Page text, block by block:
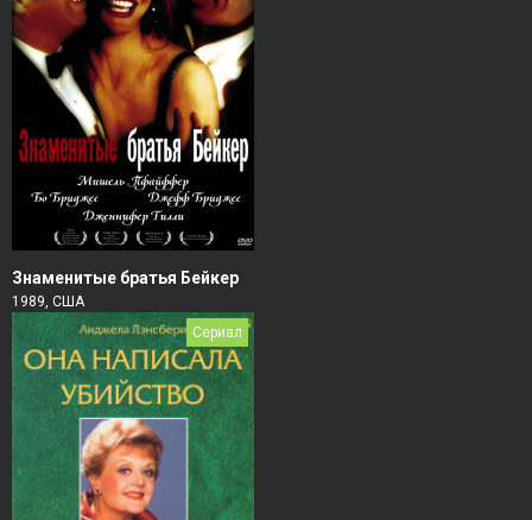
Знаменитые братья Бейкер
1989, США
Сериал